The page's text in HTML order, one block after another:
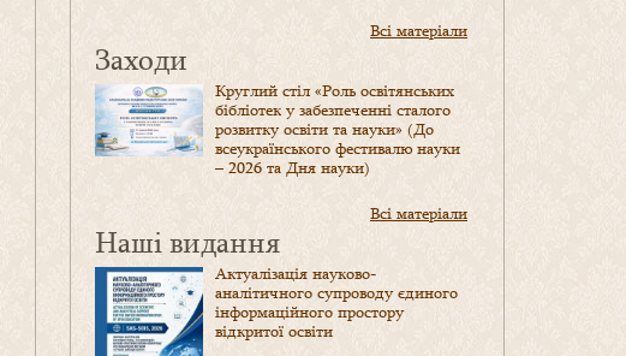
Всі матеріали
Заходи
Круглий стіл «Роль освітянських
бібліотек у забезпеченні сталого
розвитку освіти та науки» (До
всеукраїнського фестивалю науки
– 2026 та Дня науки)
Всі матеріали
Наші видання
Актуалізація науково-
аналітичного супроводу єдиного
інформаційного простору
відкритої освіти